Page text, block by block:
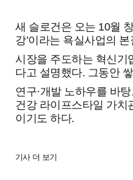
새 슬로건은 오는 10월
강’이라는 욕실사업의
시장을 주도하는 혁신기
다고 설명했다. 그동안
연구·개발 노하우를 바
건강 라이프스타일 가치
이기도 하다.
기사 더 보기